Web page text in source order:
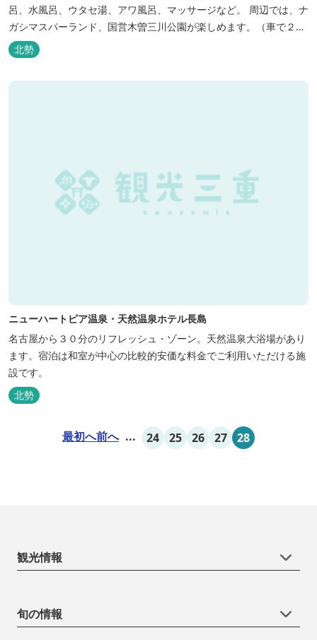
呂、水風呂、ウタセ湯、アワ風呂、マッサージなど。 周辺では、ナ
ガシマスパーランド、国営木曽三川公園が楽しめます。（車で２０
分）
北勢
ニューハートピア温泉・天然温泉ホテル長島
名古屋から３０分のリフレッシュ・ゾーン。天然温泉大浴場があり
ます。宿泊は和室が中心の比較的安価な料金でご利用いただける施
設です。
北勢
最初へ前へ ... 24 25 26 27 28
観光情報
旬の情報